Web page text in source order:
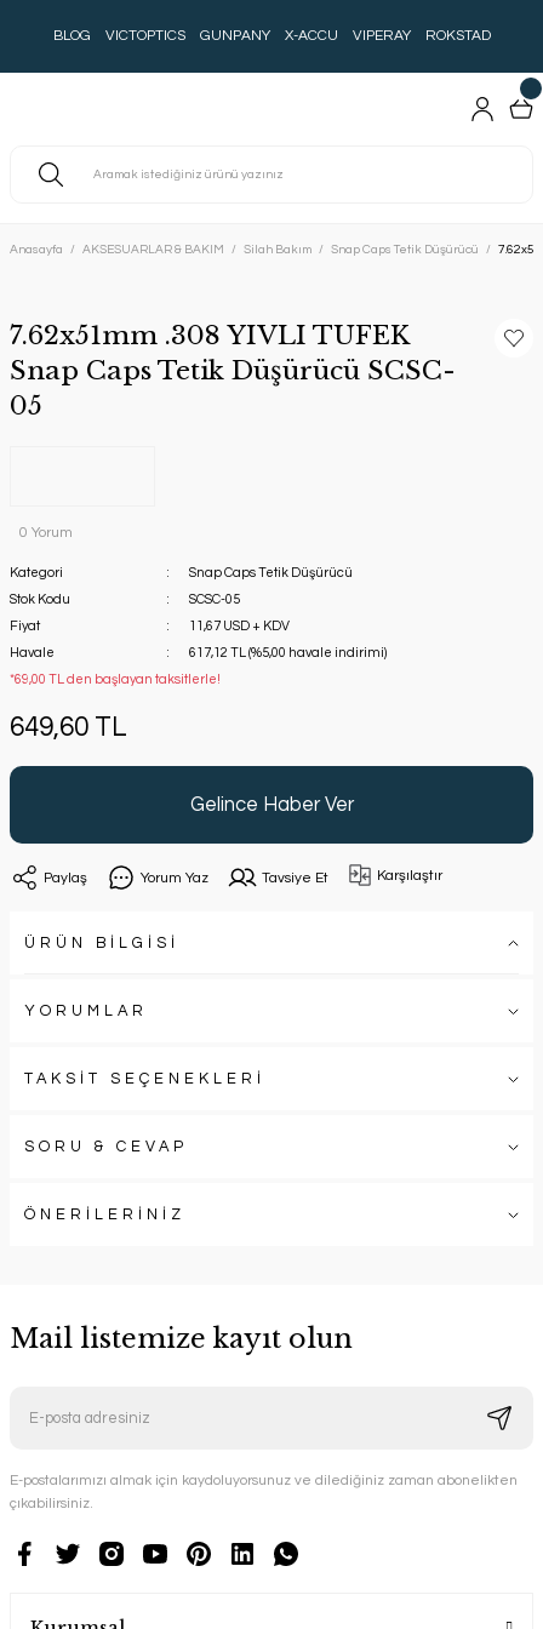
BLOG VICTOPTICS GUNPANY X-ACCU VIPERAY ROKSTAD
Anasayfa AKSESUARLAR & BAKIM Silah Bakım Snap Caps Tetik Düşürücü
7.62x51mm .308 YIVLI TUFEK
Snap Caps Tetik Düşürücü SCSC-
05
0 Yorum
Kategori
Snap Caps Tetik Düşürücü
Stok Kodu
SCSC-05
Fiyat
11,67 USD + KDV
Havale
617,12 TL (%5,00 havale indirimi)
*69,00 TL den başlayan taksitlerle!
649,60 TL
Gelince Haber Ver
Paylaş Yorum Yaz Tavsiye Et Karşılaştır
ÜRÜN BİLGİSİ
YORUMLAR
TAKSİT SEÇENEKLERİ
SORU & CEVAP
ÖNERİLERİNİZ
Mail listemize kayıt olun
E-postalarımızı almak için kaydoluyorsunuz ve dilediğiniz zaman abonelikten
çıkabilirsiniz.